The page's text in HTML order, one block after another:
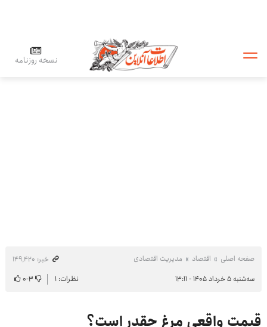
نسخه روزنامه
صفحه اصلی اقتصاد مدیریت اقتصادی
خبر: ۱۴۹٬۴۲۰
سه‌شنبه ۵ خرداد ۱۴۰۵ - ۱۳:۱۱
نظرات: ۱ ۳-۰
قیمت واقعی مرغ چقدر است؟